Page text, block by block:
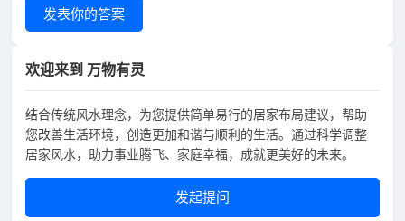
发表你的答案
欢迎来到 万物有灵
结合传统风水理念，为您提供简单易行的居家布局建议，帮助
您改善生活环境，创造更加和谐与顺利的生活。通过科学调整
居家风水，助力事业腾飞、家庭幸福，成就更美好的未来。
发起提问